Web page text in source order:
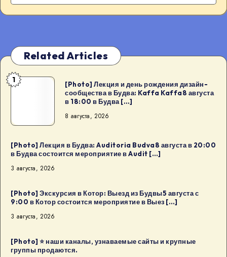
Related Articles
[Photo]
день
дизайн-
сообщества
в
Kaffa
августа
18:00
1
[Photo] Лекция и день рождения дизайн-
сообщества в Будва: Kaffa Kaffa8 августа
в 18:00 в Будва […]
8 августа, 2026
[Photo] Лекция в Будва: Auditoria Budva8 августа в 20:00
в Будва состоится мероприятие в Audit […]
3 августа, 2026
[Photo] Экскурсия в Котор: Выезд из Будвы5 августа с
9:00 в Котор состоится мероприятие в Выез […]
3 августа, 2026
[Photo] ⭐️ наши каналы, узнаваемые сайты и крупные
группы продаются.